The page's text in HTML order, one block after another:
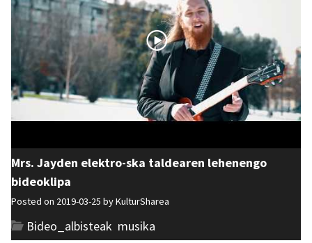
Mrs. Jayden elektro-ska taldearen lehenengo
bideoklipa
Posted on 2019-03-25 byKulturSharea
Bideo_albisteak musika